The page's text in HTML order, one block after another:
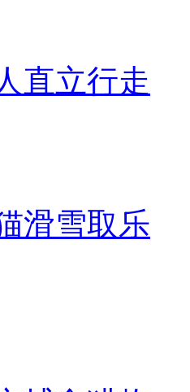
直立行走
滑雪取乐